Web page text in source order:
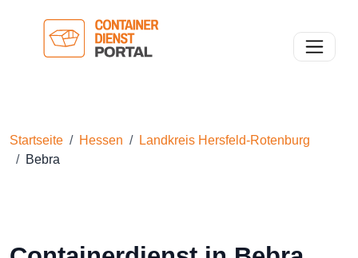
Toggle
Startseite Hessen
Landkreis Hersfeld-Rotenburg
Bebra